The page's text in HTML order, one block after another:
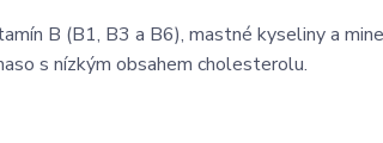
B (B1, B3 a B6), mastné kyseliny a
s nízkým obsahem cholesterolu.